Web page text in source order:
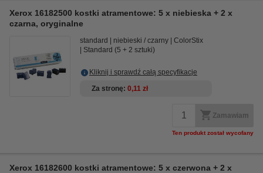
Xerox 16182500 kostki atramentowe: 5 x niebieska + 2 x
czarna, oryginalne
standard niebieski / czarny
ColorStix
Standard (5 + 2 sztuki)
Kliknij i sprawdź całą specyfikacje
Za stronę 0,11 zł
Zamawiam
Ten produkt został wycofany
Xerox 16182600 kostki atramentowe: 5 x czerwona + 2 x